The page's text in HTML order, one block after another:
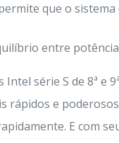
que o
entre
série S de 8ª
rápidos e
E com